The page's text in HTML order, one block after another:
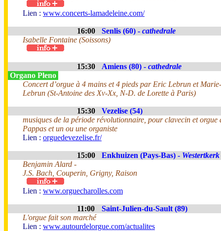
Lien : www.concerts-lamadeleine.com/
16:00 Senlis (60) - cathedrale
Isabelle Fontaine (Soissons)
15:30 Amiens (80) - cathedrale
Organo Pleno
Concert d’orgue à 4 mains et 4 pieds par Eric Lebrun et
Lebrun (St-Antoine des Xv-Xx, N-D. de Lorette à Paris)
15:30
Vezelise (54)
musiques de la période révolutionnaire, pour clavecin et orgue
Pappas et un ou une organiste
Lien : orguedevezelise.fr/
15:00 Enkhuizen (Pays-Bas) - Westertkerk
Benjamin Alard -
J.S. Bach, Couperin, Grigny, Raison
Lien : www.orguecharolles.com
11:00
Saint-Julien-du-Sault (89)
L'orgue fait son marché
Lien : www.autourdelorgue.com/actualites